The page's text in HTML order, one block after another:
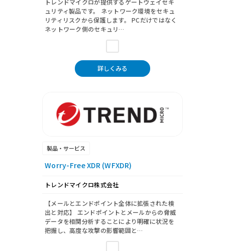
トレンドマイクロが提供するゲートウェイセキ
ュリティ製品です。 ネットワーク環境をセキュ
リティリスクから保護します。 PCだけではなく
ネットワーク側のセキュリ…
詳しくみる
製品・サービス
Worry-Free XDR (WFXDR)
トレンドマイクロ株式会社
【メールとエンドポイント全体に拡張された検
出と対応】 エンドポイントとメールからの脅威
データを相関分析することにより明確に状況を
把握し、高度な攻撃の影響範囲と…